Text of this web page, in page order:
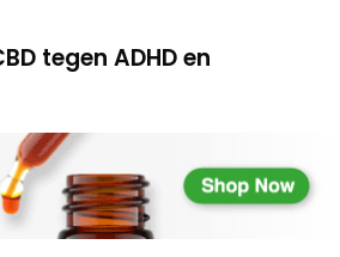
met kokosvet?
voor gevorderden